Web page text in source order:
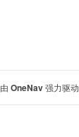
由 OneNav强力驱动